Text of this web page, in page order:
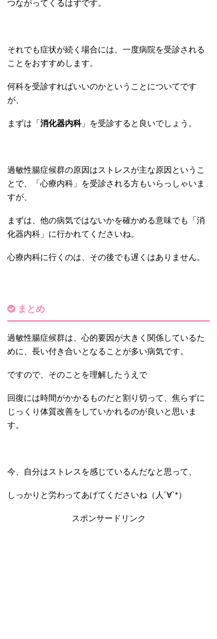
つながってくるはずです。
それでも症状が続く場合には、一度病院を受診される
ことをおすすめします。
何科を受診すればいいのかということについてです
が、
まずは「 消化器内科」を受診すると良いでしょう。
過敏性腸症候群の原因はストレスが主な原因というこ
とで、「心療内科」を受診される方もいらっしゃいま
すが、
まずは、他の病気ではないかを確かめる意味でも「消
化器内科」に行かれてくださいね。
心療内科に行くのは、その後でも遅くはありません。
まとめ
過敏性腸症候群は、心的要因が大きく関係しているた
めに、長い付き合いとなることが多い病気です。
ですので、そのことを理解したうえで
回復には時間がかかるものだと割り切って、焦らずに
じっくり体質改善をしていかれるのが良いと思いま
す。
今、自分はストレスを感じているんだなと思って、
しっかりと労わってあげてくださいね（人´∀`*）
スポンサードリンク